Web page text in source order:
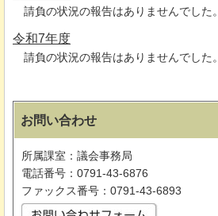
請負の状況の報告はありませんでした。
令和7年度
請負の状況の報告はありませんでした。
お問い合わせ
所属課室：議会事務局
電話番号：0791-43-6876
ファックス番号：0791-43-6893